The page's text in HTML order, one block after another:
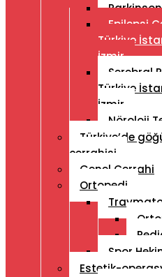
Epilepsi
Türkiye
İzmir
Serebral
Türkiye
İzmir
Nöroloji
Türkiye’de
cerrahisi
Genel Cerrahi
Ortopedi
Spor
Estetik-